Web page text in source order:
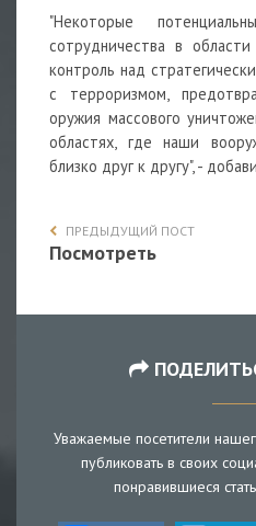
"Некоторые
сотрудничества в
контроль над
с терроризмом,
оружия массового
областях, где наши
близко друг к другу", -
ПРЕДЫДУЩИЙ ПОСТ
Посмотреть
Уважаемые посетители
публиковать в своих
понравившиеся